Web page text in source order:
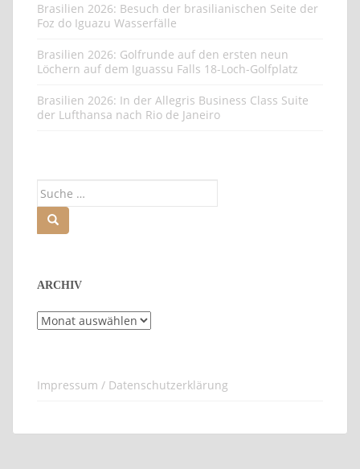
Brasilien 2026: Besuch der brasilianischen Seite der
Foz do Iguazu Wasserfälle
Brasilien 2026: Golfrunde auf den ersten neun
Löchern auf dem Iguassu Falls 18-Loch-Golfplatz
Brasilien 2026: In der Allegris Business Class Suite
der Lufthansa nach Rio de Janeiro
ARCHIV
Archiv
Impressum / Datenschutzerklärung